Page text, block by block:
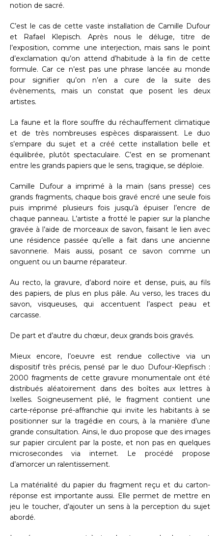
notion de sacré.
C’est le cas de cette vaste installation de Camille Dufour
et Rafael Klepisch. Après nous le déluge, titre de
l’exposition, comme une interjection, mais sans le point
d’exclamation qu’on attend d’habitude à la fin de cette
formule. Car ce n’est pas une phrase lancée au monde
pour signifier qu’on n’en a cure de la suite des
évènements, mais un constat que posent les deux
artistes.
La faune et la flore souffre du réchauffement climatique
et de très nombreuses espèces disparaissent. Le duo
s’empare du sujet et a créé cette installation belle et
équilibrée, plutôt spectaculaire. C’est en se promenant
entre les grands papiers que le sens, tragique, se déploie.
Camille Dufour a imprimé à la main (sans presse) ces
grands fragments, chaque bois gravé encré une seule fois
puis imprimé plusieurs fois jusqu’à épuiser l’encre de
chaque panneau. L’artiste a frotté le papier sur la planche
gravée à l’aide de morceaux de savon, faisant le lien avec
une résidence passée qu’elle a fait dans une ancienne
savonnerie. Mais aussi, posant ce savon comme un
onguent ou un baume réparateur.
Au recto, la gravure, d’abord noire et dense, puis, au fils
des papiers, de plus en plus pâle. Au verso, les traces du
savon, visqueuses, qui accentuent l’aspect peau et
carcasse.
De part et d’autre du chœur, deux grands bois gravés.
Mieux encore, l’oeuvre est rendue collective via un
dispositif très précis, pensé par le duo Dufour-Klepfisch :
2000 fragments de cette gravure monumentale ont été
distribués aléatoirement dans des boîtes aux lettres à
Ixelles. Soigneusement plié, le fragment contient une
carte-réponse pré-affranchie qui invite les habitants à se
positionner sur la tragédie en cours, à la manière d’une
grande consultation. Ainsi, le duo propose que des images
sur papier circulent par la poste, et non pas en quelques
microsecondes via internet. Le procédé propose
d’amorcer un ralentissement.
La matérialité du papier du fragment reçu et du carton-
réponse est importante aussi. Elle permet de mettre en
jeu le toucher, d’ajouter un sens à la perception du sujet
abordé.